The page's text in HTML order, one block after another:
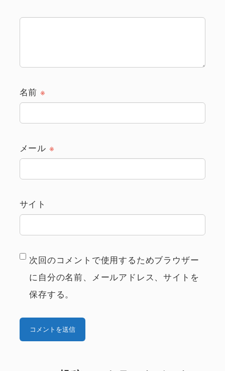
名前 ※
メール ※
サイト
次回のコメントで使用するためブラウザー
に自分の名前、メールアドレス、サイトを
保存する。